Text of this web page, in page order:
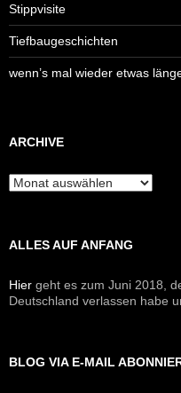
Stippvisite
Tiefbaugeschichten
wenn’s mal wieder etwas
ARCHIVE
Archive
ALLES AUF ANFANG
Hier geht es zum Juni 2018,
Deutschland verlassen habe
BLOG VIA E-MAIL